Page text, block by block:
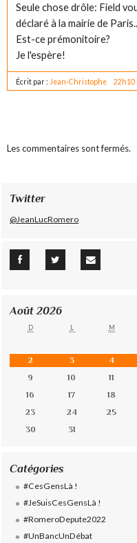
Seule chose drôle: Field
déclaré à la mairie de
Est-ce prémonitoire?
Je l'espère!
Écrit par : Jean-Christophe 22h10
Les commentaires sont fermés.
Twitter
@JeanLucRomero
Août 2026
D L M
2
3 4
9
10 11
16
17 18
23
24 25
30
31
Catégories
#CesGensLà !
#JeSuisCesGensLà !
#RomeroDepute2022
#UnBancUnDébat